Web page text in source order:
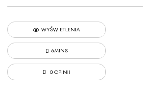
WYŚWIETLENIA
6MINS
0 OPINII